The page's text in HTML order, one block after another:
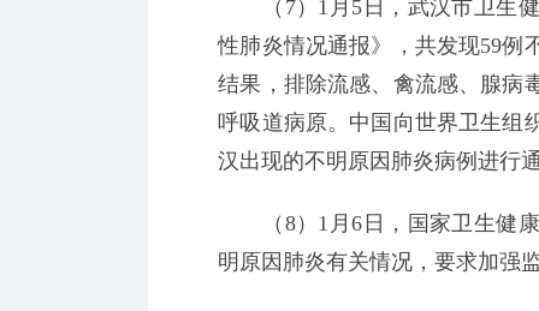
（7）1月5日，武汉市卫生健
性肺炎情况通报》，共发现59例
结果，排除流感、禽流感、腺病
呼吸道病原。中国向世界卫生组
汉出现的不明原因肺炎病例进行
（8）1月6日，国家卫生健康
明原因肺炎有关情况，要求加强